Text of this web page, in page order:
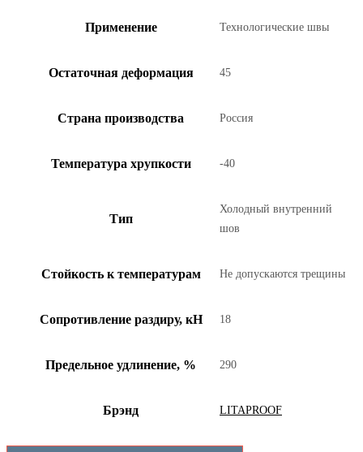
Применение Технологические швы
Остаточная деформация 45
Страна производства Россия
Температура хрупкости -40
Тип
Холодный внутренний
шов
Стойкость к температурам Не допускаются трещины
Сопротивление раздиру, кН 18
Предельное удлинение, % 290
Брэнд LITAPROOF